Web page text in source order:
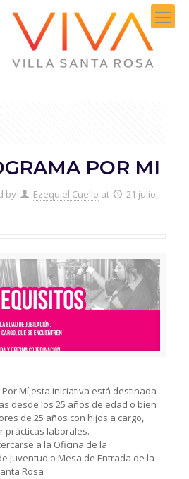
POR MI
by Ezequiel Cuello at
21 julio,
Mí,esta iniciativa está destinada
desde los 25 años de edad o bien
de 25 años con hijos a cargo,
prácticas laborales.
a la Oficina de la
Juventud o Mesa de Entrada de la
Rosa